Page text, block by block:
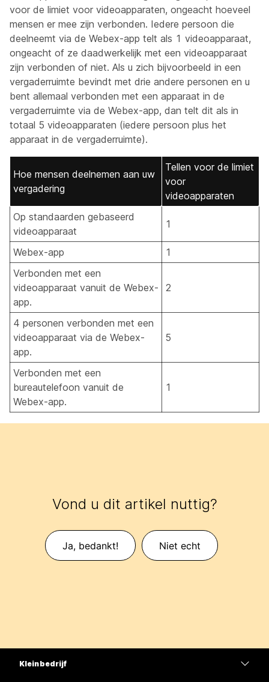
voor de limiet voor videoapparaten, ongeacht hoeveel
mensen er mee zijn verbonden. Iedere persoon die
deelneemt via de Webex-app telt als 1 videoapparaat,
ongeacht of ze daadwerkelijk met een videoapparaat
zijn verbonden of niet. Als u zich bijvoorbeeld in een
vergaderruimte bevindt met drie andere personen en u
bent allemaal verbonden met een apparaat in de
vergaderruimte via de Webex-app, dan telt dit als in
totaal 5 videoapparaten (iedere persoon plus het
apparaat in de vergaderruimte).
Hoe mensen deelnemen aan uw
vergadering
Tellen voor de limiet
voor
videoapparaten
Op standaarden gebaseerd
videoapparaat
1
Webex-app
1
Verbonden met een
videoapparaat vanuit de Webex-
app.
2
4 personen verbonden met een
videoapparaat via de Webex-
app.
5
Verbonden met een
bureautelefoon vanuit de
Webex-app.
1
Vond u dit artikel nuttig?
Ja, bedankt! Niet echt
Klein bedrijf